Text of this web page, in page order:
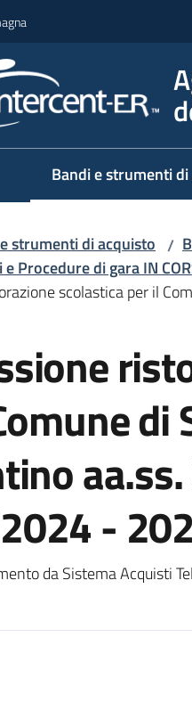
Bandi e strumenti
strumenti di acquisto /
Procedure di gara IN
scolastica per il
di
-
da Sistema Acquisti